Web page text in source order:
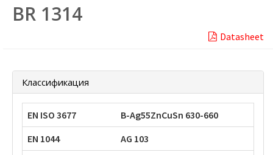
BR 1314
Datasheet
Классификация
EN ISO 3677
B-Ag55ZnCuSn 630-660
EN 1044
AG 103